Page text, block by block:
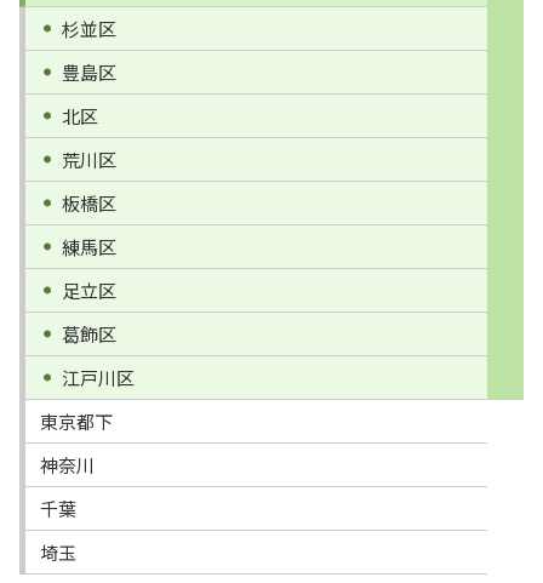
杉並区
豊島区
北区
荒川区
板橋区
練馬区
足立区
葛飾区
江戸川区
東京都下
神奈川
千葉
埼玉